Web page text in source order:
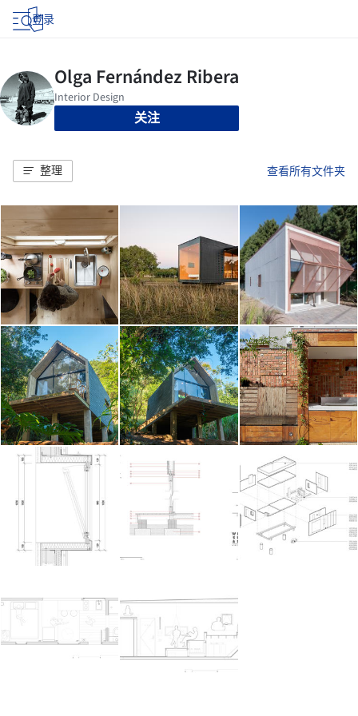
登录
关注
整理 查看所有文件夹